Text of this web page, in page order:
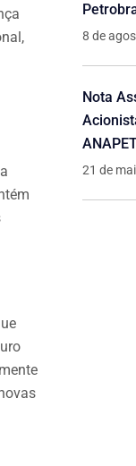
8 de
Nota
21 de